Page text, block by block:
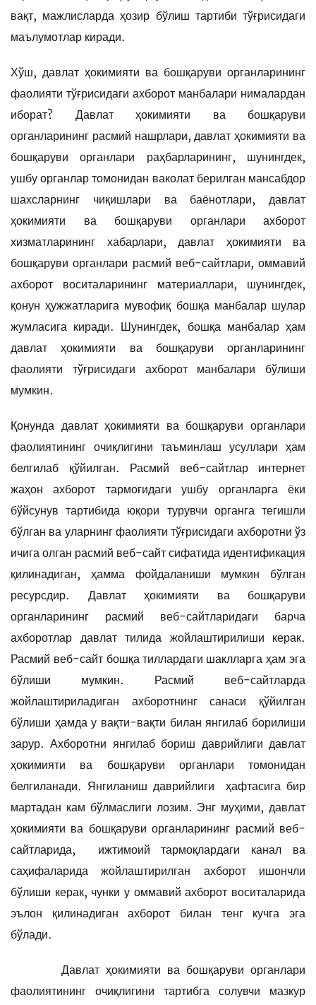
вақт, мажлисларда ҳозир бўлиш тартиби тўғрисидаги
маълумотлар киради.
Хўш, давлат ҳокимияти ва бошқаруви органларининг
фаолияти тўғрисидаги ахборот манбалари нималардан
иборат? Давлат ҳокимияти ва бошқаруви
органларининг расмий нашрлари, давлат ҳокимияти ва
бошқаруви органлари раҳбарларининг, шунингдек,
ушбу органлар томонидан ваколат берилган мансабдор
шахсларнинг чиқишлари ва баёнотлари, давлат
ҳокимияти ва бошқаруви органлари ахборот
хизматларининг хабарлари, давлат ҳокимияти ва
бошқаруви органлари расмий веб-сайтлари, оммавий
ахборот воситаларининг материаллари, шунингдек,
қонун ҳужжатларига мувофиқ бошқа манбалар шулар
жумласига киради. Шунингдек, бошқа манбалар ҳам
давлат ҳокимияти ва бошқаруви органларининг
фаолияти тўғрисидаги ахборот манбалари бўлиши
мумкин.
Қонунда давлат ҳокимияти ва бошқаруви органлари
фаолиятининг очиқлигини таъминлаш усуллари ҳам
белгилаб қўйилган. Расмий веб-сайтлар интернет
жаҳон ахборот тармоғидаги ушбу органларга ёки
бўйсунув тартибида юқори турувчи органга тегишли
бўлган ва уларнинг фаолияти тўғрисидаги ахборотни ўз
ичига олган расмий веб-сайт сифатида идентификация
қилинадиган, ҳамма фойдаланиши мумкин бўлган
ресурсдир. Давлат ҳокимияти ва бошқаруви
органларининг расмий веб-сайтларидаги барча
ахборотлар давлат тилида жойлаштирилиши керак.
Расмий веб-сайт бошқа тиллардаги шаклларга ҳам эга
бўлиши мумкин. Расмий веб-сайтларда
жойлаштириладиган ахборотнинг санаси қўйилган
бўлиши ҳамда у вақти-вақти билан янгилаб борилиши
зарур. Ахборотни янгилаб бориш даврийлиги давлат
ҳокимияти ва бошқаруви органлари томонидан
белгиланади. Янгиланиш даврийлиги ҳафтасига бир
мартадан кам бўлмаслиги лозим. Энг муҳими, давлат
ҳокимияти ва бошқаруви органларининг расмий веб-
сайтларида, ижтимоий тармоқлардаги канал ва
саҳифаларида жойлаштирилган ахборот ишончли
бўлиши керак, чунки у оммавий ахборот воситаларида
эълон қилинадиган ахборот билан тенг кучга эга
бўлади.
Давлат ҳокимияти ва бошқаруви органлари
фаолиятининг очиқлигини тартибга солувчи мазкур